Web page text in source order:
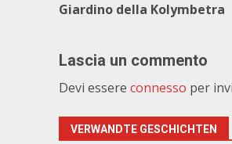
Giardino della Kolymbetra
Lascia un commento
Devi essere connesso per
VERWANDTE GESCHICHTEN